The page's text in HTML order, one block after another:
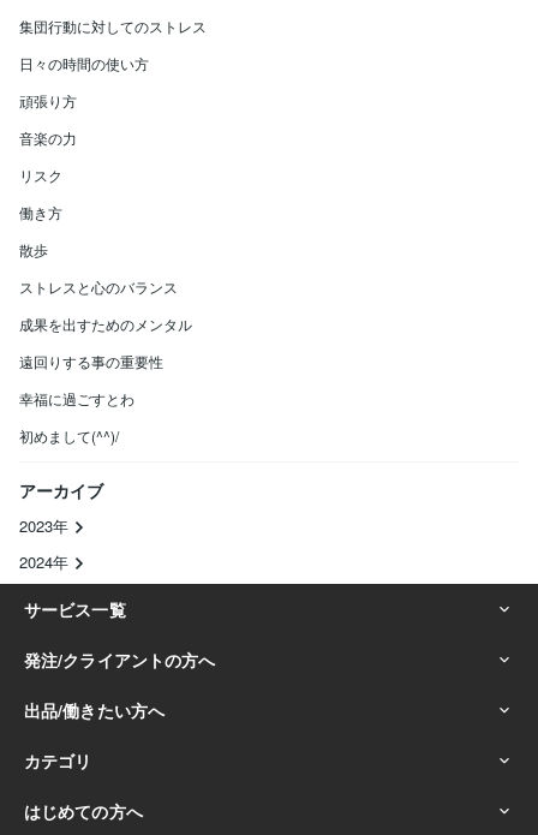
集団行動に対してのストレス
日々の時間の使い方
頑張り方
音楽の力
リスク
働き方
散歩
ストレスと心のバランス
成果を出すためのメンタル
遠回りする事の重要性
幸福に過ごすとわ
初めまして(^^)/
アーカイブ
2023年
2024年